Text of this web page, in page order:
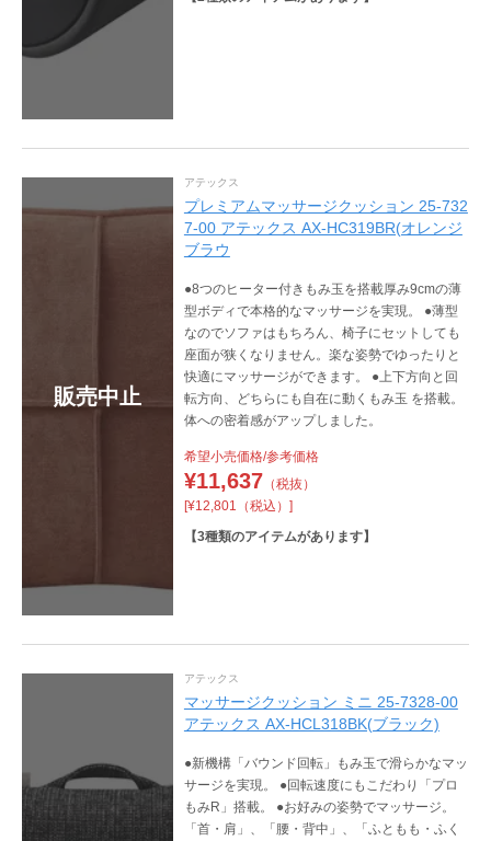
販売中止
アテックス
プレミアムマッサージクッション 25-732
7-00 アテックス AX-HC319BR(オレンジ
ブラウ
●8つのヒーター付きもみ玉を搭載厚み9cmの薄
型ボディで本格的なマッサージを実現。 ●薄型
なのでソファはもちろん、椅子にセットしても
座面が狭くなりません。楽な姿勢でゆったりと
快適にマッサージができます。 ●上下方向と回
転方向、どちらにも自在に動くもみ玉 を搭載。
体への密着感がアップしました。
希望小売価格/参考価格
¥11,637 （税抜）
[¥12,801（税込）]
【3種類のアイテムがあります】
アテックス
マッサージクッション ミニ 25-7328-00
アテックス AX-HCL318BK(ブラック)
●新機構「バウンド回転」もみ玉で滑らかなマッ
サージを実現。 ●回転速度にもこだわり「プロ
もみR」搭載。 ●お好みの姿勢でマッサージ。
「首・肩」、「腰・背中」、「ふともも・ふく